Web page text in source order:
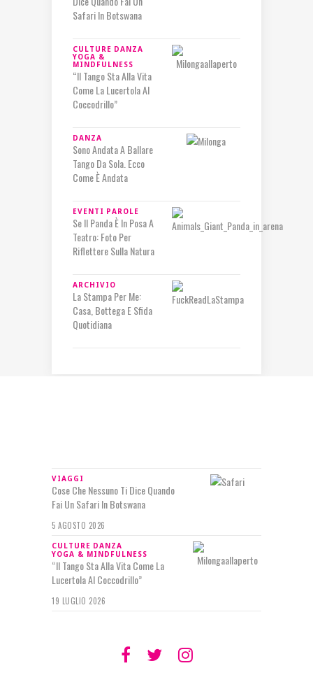
Safari In Botswana
CULTURE DANZA
YOGA &
MINDFULNESS
“Il Tango Sta Alla Vita
Come La Lucertola Al
Coccodrillo”
DANZA
Sono Andata A Ballare
Tango Da Sola. Ecco
Come È Andata
EVENTI PAROLE
Se Il Panda È In Posa A
Teatro: Foto Per
Riflettere Sulla Natura
ARCHIVIO
La Stampa Per Me:
Casa, Bottega E Sfida
Quotidiana
VIAGGI
Cose Che Nessuno Ti Dice Quando
Fai Un Safari In Botswana
5 AGOSTO 2026
CULTURE DANZA
YOGA & MINDFULNESS
“Il Tango Sta Alla Vita Come La
Lucertola Al Coccodrillo”
19 LUGLIO 2026